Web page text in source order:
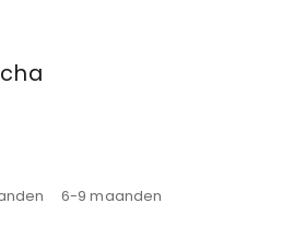
6-9 maanden